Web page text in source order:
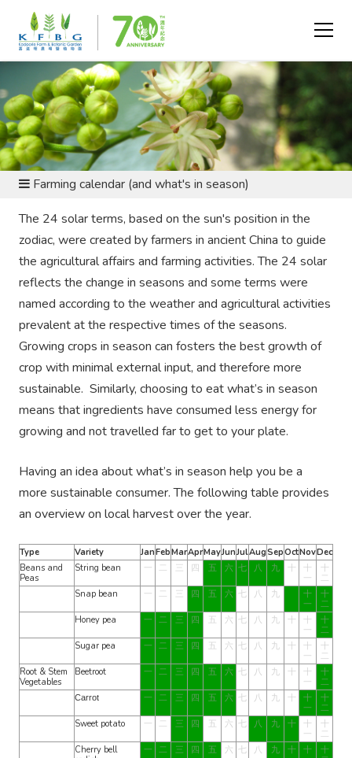
SUSTAINABLE LIVING AND ARGRICULTURE - WHY
FARMING MATTERS?
Farming calendar (and what's in season)
The 24 solar terms, based on the sun's position in the
zodiac, were created by farmers in ancient China to guide
the agricultural affairs and farming activities. The 24 solar
reflects the change in seasons and some terms were
named according to the weather and agricultural activities
prevalent at the respective times of the seasons.
Growing crops in season can fosters the best growth of
crop with minimal external input, and therefore more
sustainable. Similarly, choosing to eat what’s in season
means that ingredients have consumed less energy for
growing and not travelled far to get to your plate.
Having an idea about what’s in season help you be a
more sustainable consumer. The following table provides
an overview on local harvest over the year.
Type Variety JanFebMarAprMayJunJulAugSepOctNovDec
Beans and
Peas
String bean 一 二 三 四 五 六 七 八 九 十
十
一
十
二
Snap bean
一 二 三 四 五 六 七 八 九
十
一
十
二
Honey pea
一 二 三 四 五 六 七 八 九 十
十
一
十
二
Sugar pea
一 二 三 四 五 六 七 八 九 十
十
一
十
二
Root & Stem
Vegetables
Beetroot 一 二 三 四 五 六 七 八 九 十
十
一
十
二
Carrot 一 二 三 四 五 六 七 八 九 十
十
一
十
二
Sweet potato
一 二 三 四 五 六 七 八 九 十
十
一
十
二
Cherry bell
一 二 三 四 五 六 七 八 九 十
十
十